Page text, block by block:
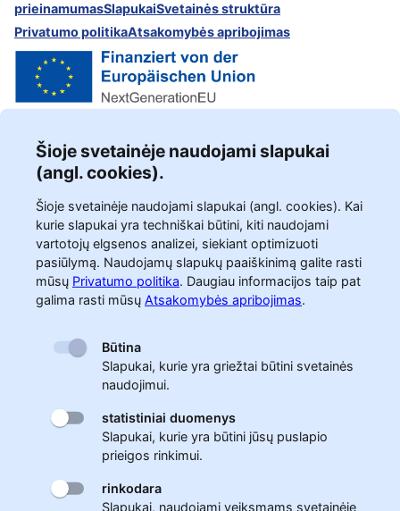
prieinamumasSlapukaiSvetainės struktūra
Privatumo politikaAtsakomybės apribojimas
Šioje svetainėje naudojami slapukai
(angl. cookies).
Šioje svetainėje naudojami slapukai (angl. cookies). Kai
kurie slapukai yra techniškai būtini, kiti naudojami
vartotojų elgsenos analizei, siekiant optimizuoti
pasiūlymą. Naudojamų slapukų paaiškinimą galite rasti
mūsų Privatumo politika. Daugiau informacijos taip pat
galima rasti mūsų Atsakomybės apribojimas.
Būtina
Slapukai, kurie yra griežtai būtini svetainės
naudojimui.
statistiniai duomenys
Slapukai, kurie yra būtini jūsų puslapio
prieigos rinkimui.
rinkodara
Slapukai, naudojami veiksmams svetainėje